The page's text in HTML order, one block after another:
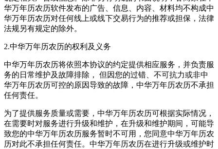
华万年历农历软件发布的广告、信息、内容、材料均不构成中
华万年历农历对任何线上或线下交易行为的推荐或担保，法律
法规另有规定的除外。
2.中华万年历农历的权利及义务
中华万年历农历将依照本协议的约定提供相应服务，并负责服
务的日常维护及故障排除， 但因您的过错、不可抗力或非中
华万年历农历可控的原因导致的故障，中华万年历农历不承担
任何责任。
为了提供服务质量或需要，中华万年历农历可根据实际情况，
在需要时对服务进行升级和维护，在升级和维护期间，可能导
致您的中华万年历农历服务暂时不可用，您同意中华万年历农
历对此不承担任何责任。中华万年历农历在进行升级或维护时